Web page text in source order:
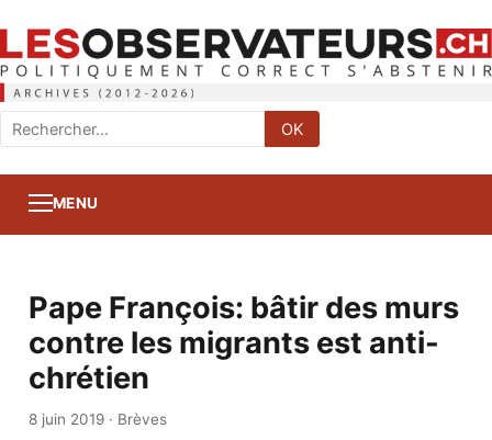
Rechercher
:
OK
MENU
Pape François: bâtir des murs
contre les migrants est anti-
chrétien
8 juin 2019· Brèves